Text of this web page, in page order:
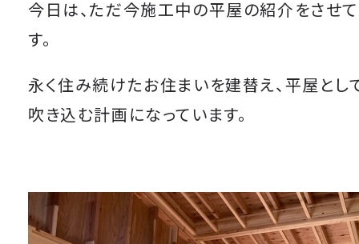
今日は、ただ今施工中の平屋の紹介をさせ
す。
永く住み続けたお住まいを建替え、平屋とし
吹き込む計画になっています。